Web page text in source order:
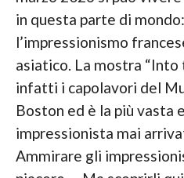
in questa parte di
l’impressionismo
asiatico. La mostra
infatti i capolavori del
Boston ed è la più vasta
impressionista mai
Ammirare gli